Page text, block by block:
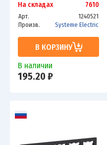
На складах 7610
Арт.
1240521
Произв.
Systeme Electric
В КОРЗИНУ
В наличии
195.20 ₽